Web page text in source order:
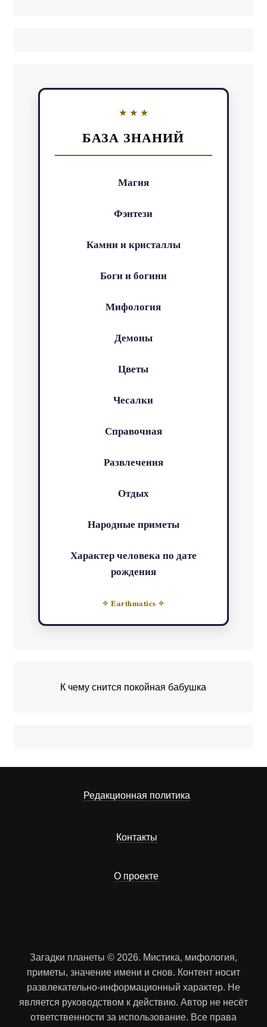
БАЗА ЗНАНИЙ
Магия
Фэнтези
Камни и кристаллы
Боги и богини
Мифология
Демоны
Цветы
Чесалки
Справочная
Развлечения
Отдых
Народные приметы
Характер человека по дате
рождения
✧ Earthmatics ✧
К чему снится покойная бабушка
Редакционная политика
Контакты
О проекте
Загадки планеты © 2026. Мистика, мифология,
приметы, значение имени и снов. Контент носит
развлекательно-информационный характер. Не
является руководством к действию. Автор не несёт
ответственности за использование. Все права